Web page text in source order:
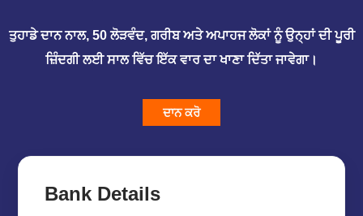
ਤੁਹਾਡੇ ਦਾਨ ਨਾਲ, 50 ਲੋੜਵੰਦ, ਗਰੀਬ ਅਤੇ ਅਪਾਹਜ ਲੋਕਾਂ ਨੂੰ ਉਨ੍ਹਾਂ ਦੀ ਪੂਰੀ
ਜ਼ਿੰਦਗੀ ਲਈ ਸਾਲ ਵਿੱਚ ਇੱਕ ਵਾਰ ਦਾ ਖਾਣਾ ਦਿੱਤਾ ਜਾਵੇਗਾ।
ਦਾਨ ਕਰੋ
Bank Details